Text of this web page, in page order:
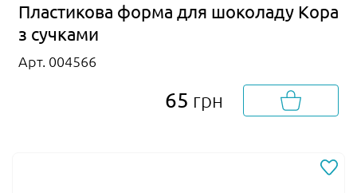
Пластикова форма для шоколаду Кора
з сучками
Арт. 004566
65 грн